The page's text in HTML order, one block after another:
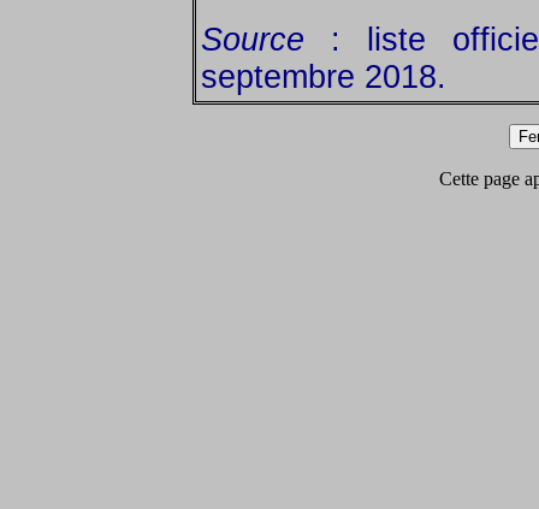
Source : liste
septembre 2018.
Cette page